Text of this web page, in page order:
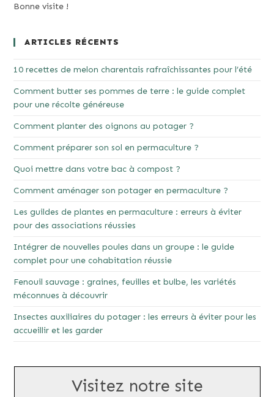
Bonne visite !
ARTICLES RÉCENTS
10 recettes de melon charentais rafraîchissantes pour l’été
Comment butter ses pommes de terre : le guide complet
pour une récolte généreuse
Comment planter des oignons au potager ?
Comment préparer son sol en permaculture ?
Quoi mettre dans votre bac à compost ?
Comment aménager son potager en permaculture ?
Les guildes de plantes en permaculture : erreurs à éviter
pour des associations réussies
Intégrer de nouvelles poules dans un groupe : le guide
complet pour une cohabitation réussie
Fenouil sauvage : graines, feuilles et bulbe, les variétés
méconnues à découvrir
Insectes auxiliaires du potager : les erreurs à éviter pour les
accueillir et les garder
Visitez notre site